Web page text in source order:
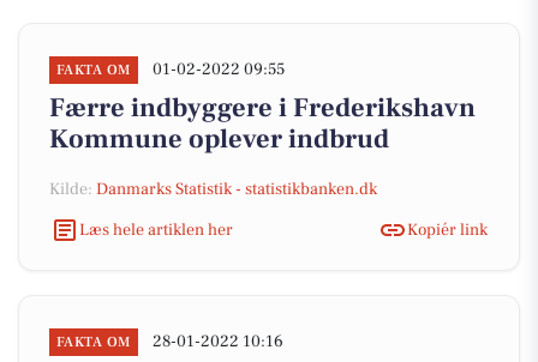
FAKTA OM 01-02-2022 09:55
Færre indbyggere i Frederikshavn
Kommune oplever indbrud
Kilde: Danmarks Statistik - statistikbanken.dk
Læs hele artiklen her
Kopiér link
FAKTA OM 28-01-2022 10:16